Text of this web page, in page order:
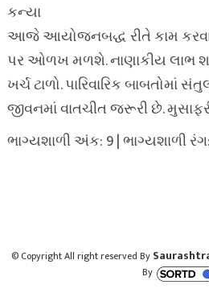
કન્યા
આજે આયોજનબદ્ધ રીતે કામ
પર ઓળખ મળશે. નાણાકીય લાભ
ખર્ચ ટાળો. પારિવારિક બાબતોમાં
જીવનમાં વાતચીત જરૂરી છે.
ભાગ્યશાળી અંક: 9 | ભાગ્યશાળી
© Copyright All right reserved By
By